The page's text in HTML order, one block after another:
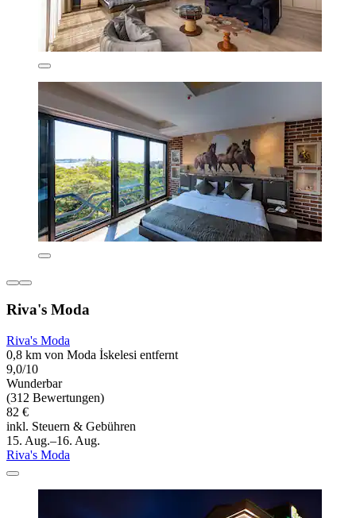
Riva's Moda
Riva's Moda
0,8 km von Moda İskelesi entfernt
9,0/10
Wunderbar
(312 Bewertungen)
82 €
inkl. Steuern & Gebühren
15. Aug.–16. Aug.
Riva's Moda